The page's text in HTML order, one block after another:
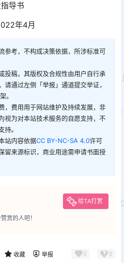
导书
年4月
参考，不构成决策依据，所涉标准可
投稿，其版权及合规性由用户自行承
请通过左侧「举报」通道提交举证，
。
，费用用于网站维护及持续发展，非
视为对本站技术服务的自愿支持，不
持。
站内容依据CC BY-NC-SA 4.0许可
留来源标识，商业用途需申请书面授
给TA打赏
赏的人吧！
收藏 举报 0 0